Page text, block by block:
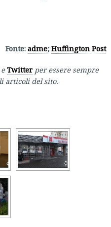
Fonte: adme; Huffington Post
Twitterper essere sempre
articoli del sito.